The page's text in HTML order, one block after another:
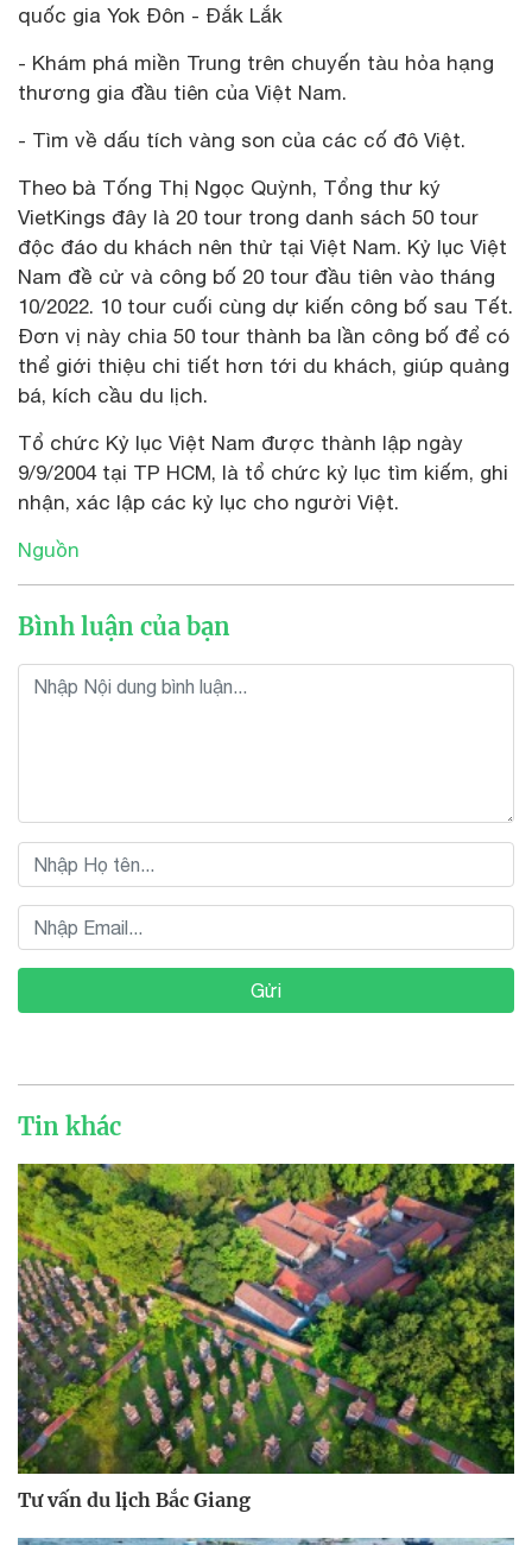
quốc gia Yok Đôn - Đắk Lắk
- Khám phá miền Trung trên chuyến tàu hỏa hạng
thương gia đầu tiên của Việt Nam.
- Tìm về dấu tích vàng son của các cố đô Việt.
Theo bà Tống Thị Ngọc Quỳnh, Tổng thư ký
VietKings đây là 20 tour trong danh sách 50 tour
độc đáo du khách nên thử tại Việt Nam. Kỷ lục Việt
Nam đề cử và công bố 20 tour đầu tiên vào tháng
10/2022. 10 tour cuối cùng dự kiến công bố sau Tết.
Đơn vị này chia 50 tour thành ba lần công bố để có
thể giới thiệu chi tiết hơn tới du khách, giúp quảng
bá, kích cầu du lịch.
Tổ chức Kỷ lục Việt Nam được thành lập ngày
9/9/2004 tại TP HCM, là tổ chức kỷ lục tìm kiếm, ghi
nhận, xác lập các kỷ lục cho người Việt.
Nguồn
Bình luận của bạn
Gửi
Tin khác
Tư vấn du lịch Bắc Giang